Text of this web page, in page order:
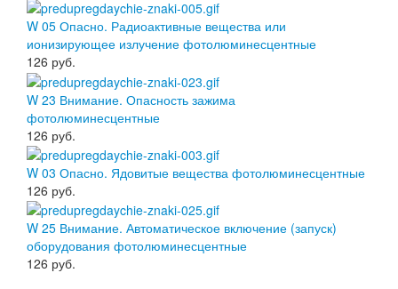
W 05 Опасно. Радиоактивные вещества или
ионизирующее излучение фотолюминесцентные
126 руб.
W 23 Внимание. Опасность зажима
фотолюминесцентные
126 руб.
W 03 Опасно. Ядовитые вещества фотолюминесцентные
126 руб.
W 25 Внимание. Автоматическое включение (запуск)
оборудования фотолюминесцентные
126 руб.